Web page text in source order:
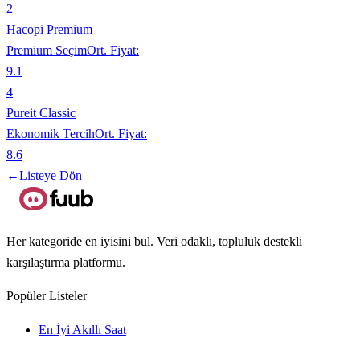
2
Hacopi Premium
Premium SeçimOrt. Fiyat:
9.1
4
Pureit Classic
Ekonomik TercihOrt. Fiyat:
8.6
←Listeye Dön
Her kategoride en iyisini bul. Veri odaklı, topluluk destekli
karşılaştırma platformu.
Popüler Listeler
En İyi Akıllı Saat